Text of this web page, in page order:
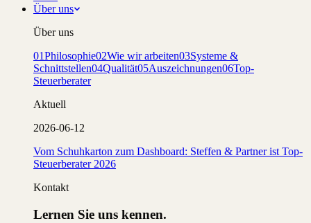
Über uns
Über uns
01Philosophie02Wie wir arbeiten03Systeme &
Schnittstellen04Qualität05Auszeichnungen06Top-
Steuerberater
Aktuell
2026-06-12
Vom Schuhkarton zum Dashboard: Steffen & Partner ist Top-
Steuerberater 2026
Kontakt
Lernen Sie uns kennen.